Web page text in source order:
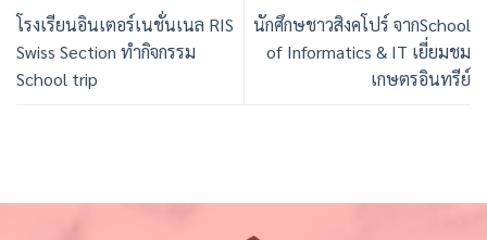
โรงเรียนอินเตอร์เนชั่นเนล RIS
Swiss Section ทำกิจกรรม
School trip
นักศึกษชาวสิงคโปร์ จากSchool
of Informatics & IT เยี่ยมชม
เกษตรอินทรีย์